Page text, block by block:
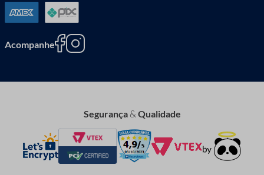
Acompanhe
Segurança&Qualidade